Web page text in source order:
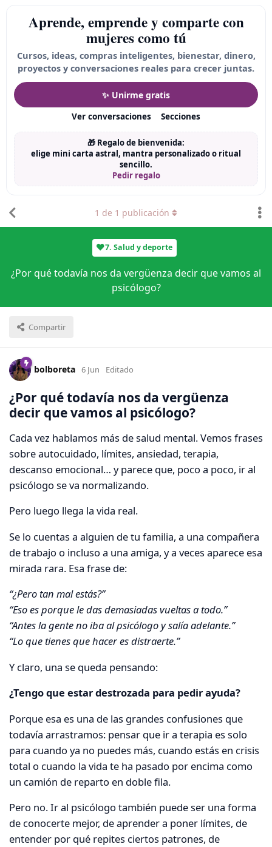
Aprende, emprende y comparte con
mujeres como tú
Cursos, ideas, compras inteligentes, bienestar, dinero,
proyectos y conversaciones reales para crecer juntas.
✨ Unirme gratis
Ver conversaciones Secciones
🎁 Regalo de bienvenida:
elige mini carta astral, mantra personalizado o ritual
sencillo.
Pedir regalo
7. Salud y deporte
¿Por qué todavía nos da vergüenza decir que vamos al
psicólogo?
Compartir
1 de 1 publicación
bolboreta 6 Jun Editado
¿Por qué todavía nos da vergüenza
decir que vamos al psicólogo?
Cada vez hablamos más de salud mental. Vemos frases
sobre autocuidado, límites, ansiedad, terapia,
descanso emocional… y parece que, poco a poco, ir al
psicólogo se va normalizando.
Pero luego llega la vida real.
Se lo cuentas a alguien de tu familia, a una compañera
de trabajo o incluso a una amiga, y a veces aparece esa
mirada rara. Esa frase de:
“¿Pero tan mal estás?”
“Eso es porque le das demasiadas vueltas a todo.”
“Antes la gente no iba al psicólogo y salía adelante.”
“Lo que tienes que hacer es distraerte.”
Y claro, una se queda pensando:
¿Tengo que estar destrozada para pedir ayuda?
Porque esa es una de las grandes confusiones que
todavía arrastramos: pensar que ir a terapia es solo
para cuando ya no puedes más, cuando estás en crisis
total o cuando la vida te ha pasado por encima como
un camión de reparto en doble fila.
Pero no. Ir al psicólogo también puede ser una forma
de conocerte mejor, de aprender a poner límites, de
entender por qué repites ciertos patrones, de